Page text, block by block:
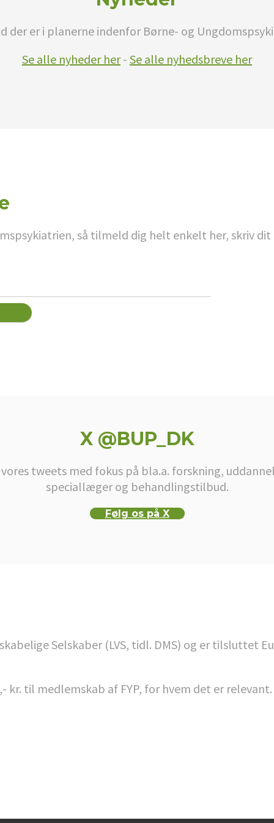
der er i planerne indenfor Børne- og
Se alle nyheder her- Se alle nyhedsbreve her
så tilmeld dig helt enkelt her, skriv
X @BUP_DK
tweets med fokus på bla.a. forskning,
speciallæger og behandlingstilbud.
Følg os på X
Selskaber (LVS, tidl. DMS) og er tilsluttet
til medlemskab af FYP, for hvem det er